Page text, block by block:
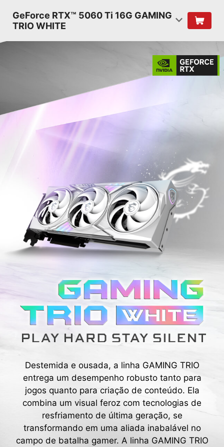
GeForce RTX™ 5060 Ti 16G GAMING
TRIO WHITE
Destemida e ousada, a linha GAMING TRIO
entrega um desempenho robusto tanto para
jogos quanto para criação de conteúdo. Ela
combina um visual feroz com tecnologias de
resfriamento de última geração, se
transformando em uma aliada inabalável no
campo de batalha gamer. A linha GAMING TRIO